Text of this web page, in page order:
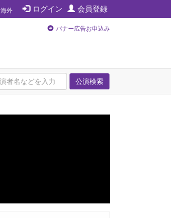
ログイン 会員登録
海外
バナー広告お申込み
公演検索